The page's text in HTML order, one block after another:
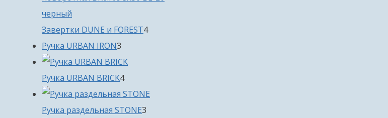
Завертки DUNE и FOREST44
Ручка URBAN IRON3
товара
Ручка URBAN BRICK44
товара
Ручка раздельная STONE3